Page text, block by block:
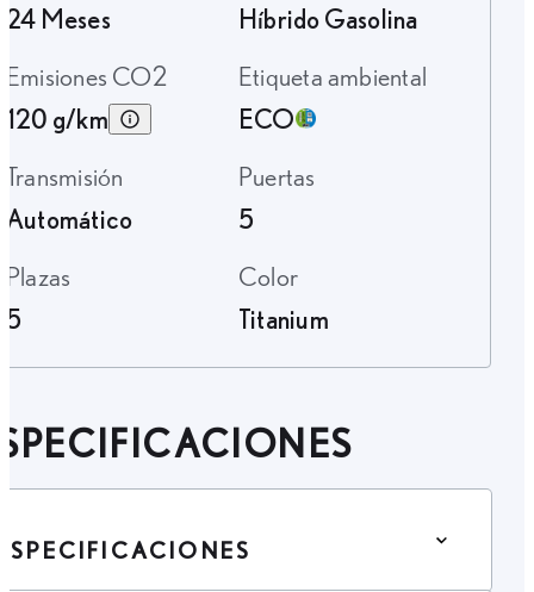
24 Meses
Híbrido Gasolina
Emisiones CO2
120 g/km
Etiqueta ambiental
ECO
Transmisión
Automático
Puertas
5
Plazas
5
Color
Titanium